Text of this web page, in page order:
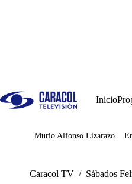
Inicio
Juegos
Murió Alfonso Lizarazo
Caracol TV / Sábados